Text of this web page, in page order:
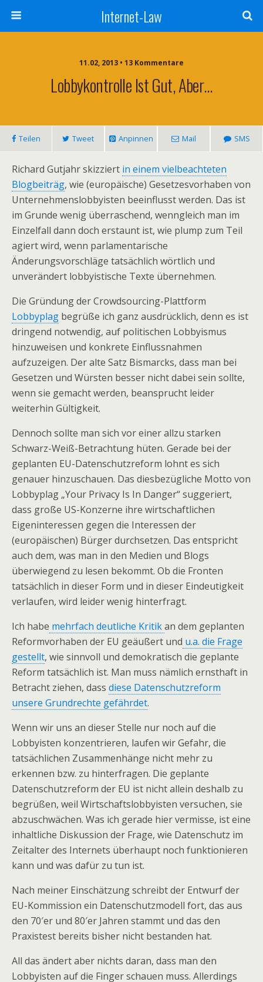
Internet-Law
11.02, 2013 • 13 Kommentare
Lobbykontrolle Ist Gut, Aber…
Teilen Tweet Anpinnen Mail SMS
Richard Gutjahr skizziert in einem vielbeachteten
Blogbeiträg, wie (europäische) Gesetzesvorhaben von
Unternehmenslobbyisten beeinflusst werden. Das ist
im Grunde wenig überraschend, wenngleich man im
Einzelfall dann doch erstaunt ist, wie plump zum Teil
agiert wird, wenn parlamentarische
Änderungsvorschläge tatsächlich wörtlich und
unverändert lobbyistische Texte übernehmen.
Die Gründung der Crowdsourcing-Plattform
Lobbyplag begrüße ich ganz ausdrücklich, denn es ist
dringend notwendig, auf politischen Lobbyismus
hinzuweisen und konkrete Einflussnahmen
aufzuzeigen. Der alte Satz Bismarcks, dass man bei
Gesetzen und Würsten besser nicht dabei sein sollte,
wenn sie gemacht werden, beansprucht leider
weiterhin Gültigkeit.
Dennoch sollte man sich vor einer allzu starken
Schwarz-Weiß-Betrachtung hüten. Gerade bei der
geplanten EU-Datenschutzreform lohnt es sich
genauer hinzuschauen. Das diesbezügliche Motto von
Lobbyplag „Your Privacy Is In Danger“ suggeriert,
dass große US-Konzerne ihre wirtschaftlichen
Eigeninteressen gegen die Interessen der
(europäischen) Bürger durchsetzen. Das entspricht
auch dem, was man in den Medien und Blogs
überwiegend zu lesen bekommt. Ob die Fronten
tatsächlich in dieser Form und in dieser Eindeutigkeit
verlaufen, wird leider wenig hinterfragt.
Ich habe mehrfach deutliche Kritikan dem geplanten
Reformvorhaben der EU geäußert und u.a. die Frage
gestellt, wie sinnvoll und demokratisch die geplante
Reform tatsächlich ist. Man muss nämlich ernsthaft in
Betracht ziehen, dass diese Datenschutzreform
unsere Grundrechte gefährdet.
Wenn wir uns an dieser Stelle nur noch auf die
Lobbyisten konzentrieren, laufen wir Gefahr, die
tatsächlichen Zusammenhänge nicht mehr zu
erkennen bzw. zu hinterfragen. Die geplante
Datenschutzreform der EU ist nicht allein deshalb zu
begrüßen, weil Wirtschaftslobbyisten versuchen, sie
abzuschwächen. Was ich gerade hier vermisse, ist eine
inhaltliche Diskussion der Frage, wie Datenschutz im
Zeitalter des Internets überhaupt noch funktionieren
kann und was dafür zu tun ist.
Nach meiner Einschätzung schreibt der Entwurf der
EU-Kommission ein Datenschutzmodell fort, das aus
den 70′er und 80′er Jahren stammt und das den
Praxistest bereits bisher nicht bestanden hat.
All das ändert aber nichts daran, dass man den
Lobbyisten auf die Finger schauen muss. Allerdings